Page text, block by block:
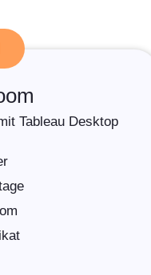
Tableau Desktop